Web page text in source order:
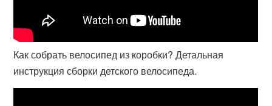
Как собрать велосипед из коробки? Детальная
инструкция сборки детского велосипеда.